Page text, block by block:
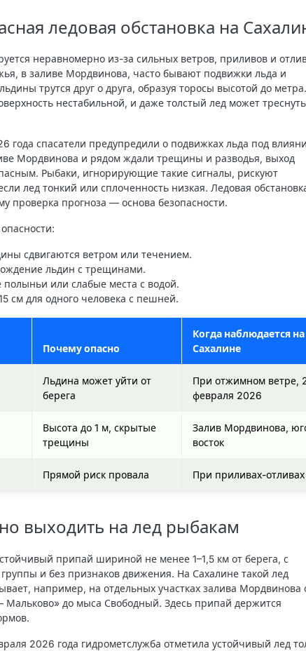
ледовая обстановка на
неравномерно из-за сильных ветров, приливов и
в заливе Мордвинова, часто бывают подвижки льда и
трутся друг о друга, образуя торосы высотой до метра.
нестабильной, и даже толстый лед может
года спасатели предупредили о подвижках льда под
Мордвинова и рядом ждали трещины и разводья, выход
Рыбаки, игнорирующие такие сигналы, рискуют
лед тонкий или сплоченность низкая. Ледовая
проверка прогноза — основа безопасности.
:
сдвигаются ветром или течением.
льдин с трещинами.
полыньи или слабые места с водой.
см для одного человека с пешней.
Почему опасно
Когда наблюдается на
Сахалине
Льдина может уйти от
берега
При отжимном ветре,
февраля 2026
Высота до 1 м, скрытые
трещины
Залив Мордвинова,
восток
Прямой риск провала При приливах-отливах
выходить на лед рыбакам
припай шириной не менее 1–1,5 км от берега, с
и без признаков движения. На Сахалине такой лед
например, на отдельных участках залива Мордвинова
Мальково» до мыса Свободный. Здесь припай держится
2026 года гидрометслужба отметила устойчивый лед